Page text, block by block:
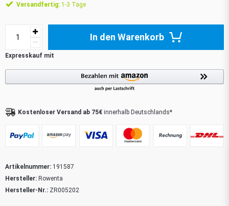
Artikelnummer: 191587
Hersteller: Rowenta
Hersteller-Nr.: ZR005202
Versandfertig: 1-3 Tage
In den Warenkorb
Kostenloser Versand ab 75€ innerhalb Deutschlands*